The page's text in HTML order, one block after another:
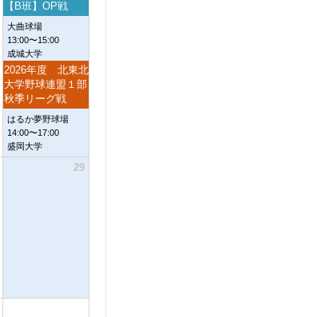
【B班】OP戦
大曲球場
13:00〜15:00
成城大学
2026年度 北東北
大学野球連盟１部
秋季リーグ戦
はるか夢野球場
14:00〜17:00
盛岡大学
29